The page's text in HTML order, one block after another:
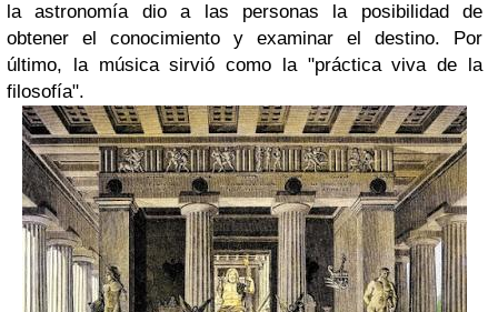
la astronomía dio a las personas la posibilidad de
obtener el conocimiento y examinar el destino. Por
último, la música sirvió como la "práctica viva de la
filosofía".